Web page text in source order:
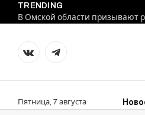
TRENDING
В Омской области призывают
VKontakteTelegram
Пятница, 7 августа